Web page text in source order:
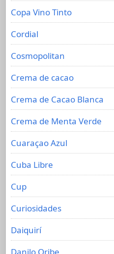
Copa Vino Tinto
Cordial
Cosmopolitan
Crema de cacao
Crema de Cacao Blanca
Crema de Menta Verde
Cuaraçao Azul
Cuba Libre
Cup
Curiosidades
Daiquirí
Danilo Oribe